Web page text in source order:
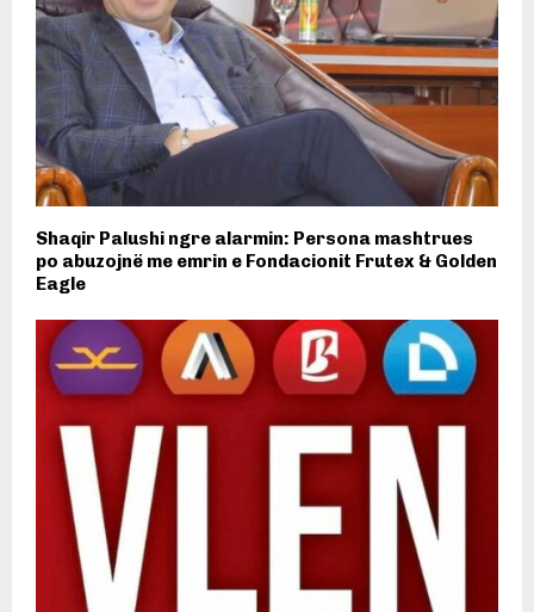
Shaqir Palushi ngre alarmin: Persona mashtrues
po abuzojnë me emrin e Fondacionit Frutex & Golden
Eagle